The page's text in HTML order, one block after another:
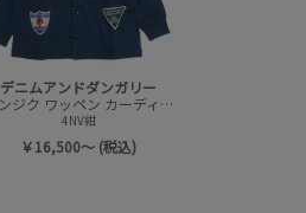
デニムアンドダンガリー
テンジク ワッペン カーディガン
4NV紺
￥16,500～ (税込)